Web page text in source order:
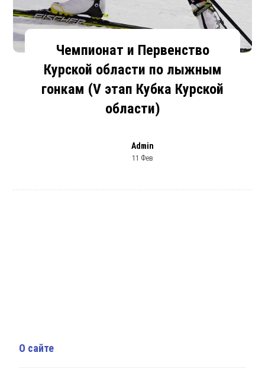
Чемпионат и Первенство
Курской области по лыжным
гонкам (V этап Кубка Курской
области)
Admin
11 Фев
О сайте